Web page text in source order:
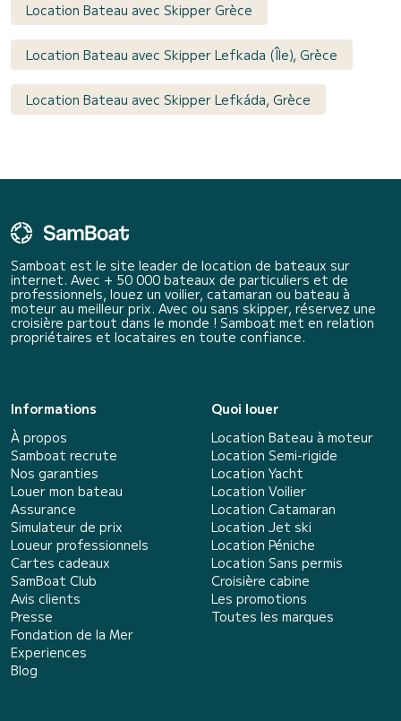
Location Bateau avec Skipper Grèce
Location Bateau avec Skipper Lefkada (Île), Grèce
Location Bateau avec Skipper Lefkáda, Grèce
Samboat est le site leader de location de bateaux sur
internet. Avec + 50 000 bateaux de particuliers et de
professionnels, louez un voilier, catamaran ou bateau à
moteur au meilleur prix. Avec ou sans skipper, réservez une
croisière partout dans le monde ! Samboat met en relation
propriétaires et locataires en toute confiance.
Informations
À propos
Samboat recrute
Nos garanties
Louer mon bateau
Assurance
Simulateur de prix
Loueur professionnels
Cartes cadeaux
SamBoat Club
Avis clients
Presse
Fondation de la Mer
Experiences
Blog
Quoi louer
Location Bateau à moteur
Location Semi-rigide
Location Yacht
Location Voilier
Location Catamaran
Location Jet ski
Location Péniche
Location Sans permis
Croisière cabine
Les promotions
Toutes les marques